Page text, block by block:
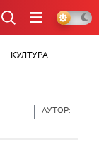
КУЛТУРА
АУТОР: